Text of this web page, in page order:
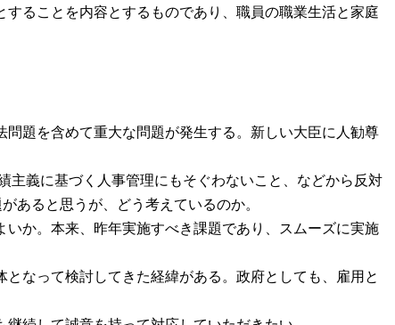
ることを内容とするものであり、職員の職業生活と家庭
題を含めて重大な問題が発生する。新しい大臣に人勧尊
主義に基づく人事管理にもそぐわないこと、などから反対
あると思うが、どう考えているのか。
か。本来、昨年実施すべき課題であり、スムーズに実施
なって検討してきた経緯がある。政府としても、雇用と